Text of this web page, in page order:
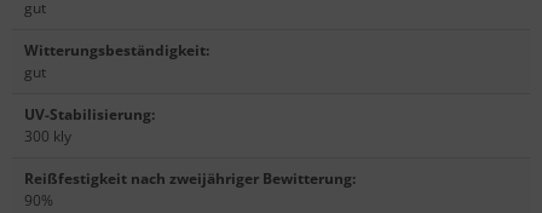
gut
Witterungsbeständigkeit:
gut
UV-Stabilisierung:
300 kly
Reißfestigkeit nach zweijähriger Bewitterung:
90%